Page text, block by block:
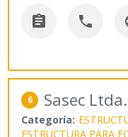
 
6 Sasec Ltda.
Categoría:
ESTRUCTURA PARA